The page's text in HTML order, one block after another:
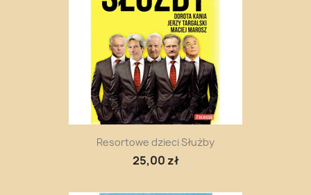
Resortowe dzieci Służby
25,00 zł